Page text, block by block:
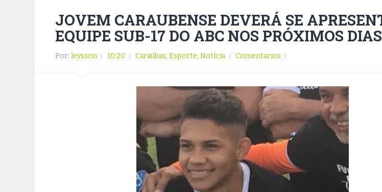
JOVEM CARAUBENSE DEVERÁ SE
EQUIPE SUB-17 DO ABC NOS PRÓXIMOS DIAS
Por:leysson 10:20 Caraúbas,Esporte,Notícia Comentarios